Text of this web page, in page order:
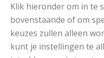
Klik hieronder om in te
bovenstaande of om
keuzes zullen alleen
kunt je instellingen te
Drops Nepal